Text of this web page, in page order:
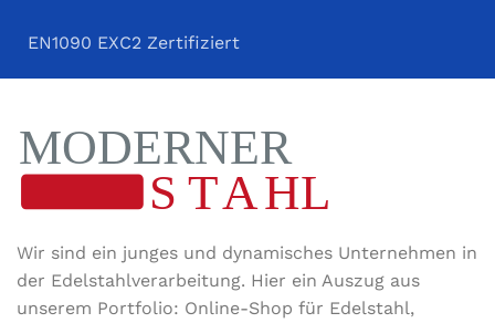
EN1090 EXC2 Zertifiziert
Wir sind ein junges und dynamisches Unternehmen in
der Edel­stahl­ver­arbeitung. Hier ein Auszug aus
unserem Portfolio: Online-Shop für Edelstahl,